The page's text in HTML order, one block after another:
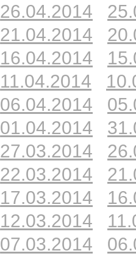
26.04.2014
21.04.2014
16.04.2014
11.04.2014
06.04.2014
01.04.2014
27.03.2014
22.03.2014
17.03.2014
12.03.2014
07.03.2014